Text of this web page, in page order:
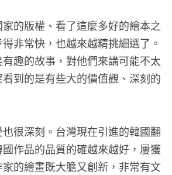
的版權、看了這麼多好的繪本之
非常快，也越來越精挑細選了。
趣的故事，對他們來講可能不太
到的是有些大的價值觀、深刻的
很深刻。台灣現在引進的韓國翻
作品的品質的確越來越好，屢獲
的繪畫既大膽又創新，非常有文